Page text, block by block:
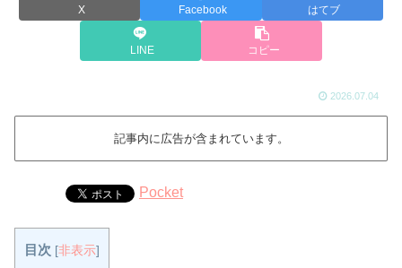
X Facebook はてブ
LINE コピー
2026.07.04
記事内に広告が含まれています。
Pocket
目次 [非表示]